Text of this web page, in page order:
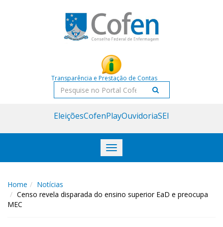
Transparência e Prestação de Contas
Pesquisar
EleiçõesCofenPlayOuvidoriaSEI
Toggle
navigation
Home
Notícias
Censo revela disparada do ensino superior EaD e preocupa
MEC